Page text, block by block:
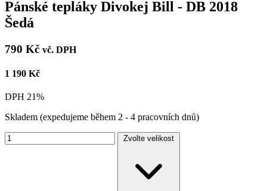
Pánské tepláky Divokej Bill - DB 2018
Šedá
790 Kč vč. DPH
1 190 Kč
DPH 21%
Skladem (expedujeme během 2 - 4 pracovních dnů)
Zvolte velikost